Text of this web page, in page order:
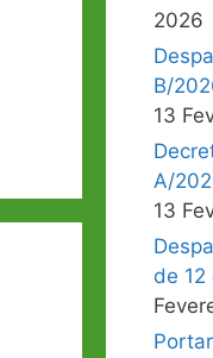
2026
B/
13
A/
13
de